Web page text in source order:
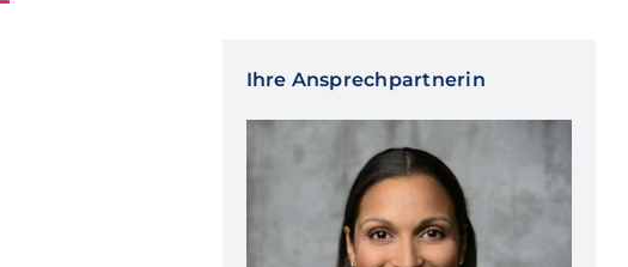
Ihre Ansprechpartnerin